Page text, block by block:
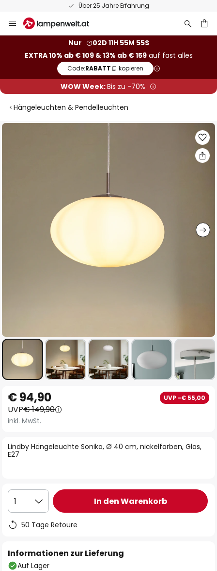
Über 25 Jahre Erfahrung
Inhalt
Nur
02D 11H 55M 55S
EXTRA 10% ab € 109 & 13% ab € 159auf fast alles
Code:RABATT kopieren
WOW Week:Bis zu -70%
Hängeleuchten & Pendelleuchten
Zum
Anfang
der
Bildgalerie
Lindby Hängeleuchte Sonika, Ø 40 cm, nickelfarben, Glas,
E27
€ 94,90 UVP -€ 55,00
UVP€ 149,90
inkl. MwSt.
1 In den Warenkorb
50 Tage Retoure
Informationen zur Lieferung
Auf Lager